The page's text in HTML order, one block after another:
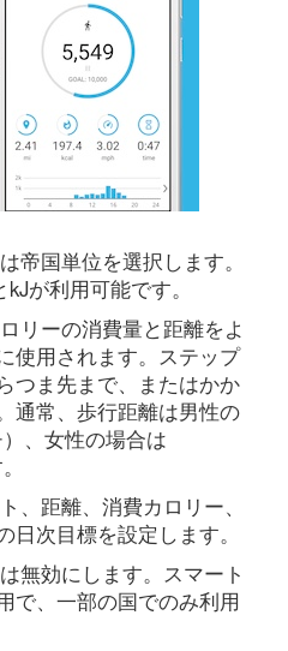
帝国単位を選択します。
が利用可能です。
リーの消費量と距離をよ
使用されます。ステップ
つま先まで、またはかか
通常、歩行距離は男性の
、女性の場合は
、距離、消費カロリー、
次目標を設定します。
無効にします。スマート
で、一部の国でのみ利用